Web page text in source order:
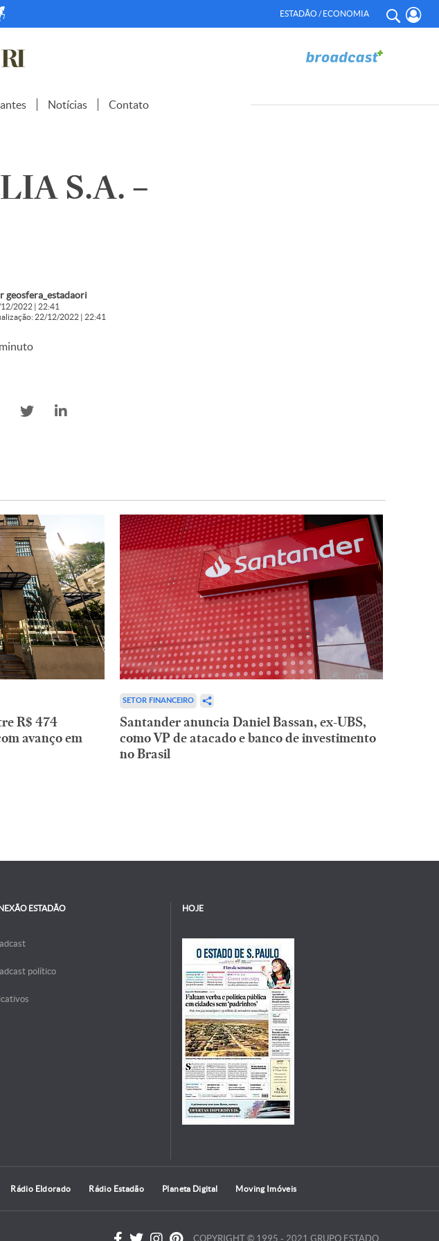
ESTADÃO / ECONOMIA
Notícias Contato
S.A. –
geosfera_estadaori
2022 | 22:41
22/12/2022 | 22:41
R$ 474
avanço em
SETOR FINANCEIRO
Santander anuncia Daniel Bassan, ex-UBS,
como VP de atacado e banco de investimento
no Brasil
ESTADÃO
político
HOJE
Rádio Eldorado Rádio Estadão Planeta Digital Moving Imóveis
COPYRIGHT © 1995 - 2021 GRUPO ESTADO